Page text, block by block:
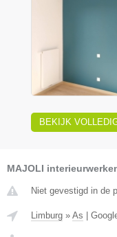
BEKIJK
MAJOLI
Niet gevestigd in de
Limburg » As